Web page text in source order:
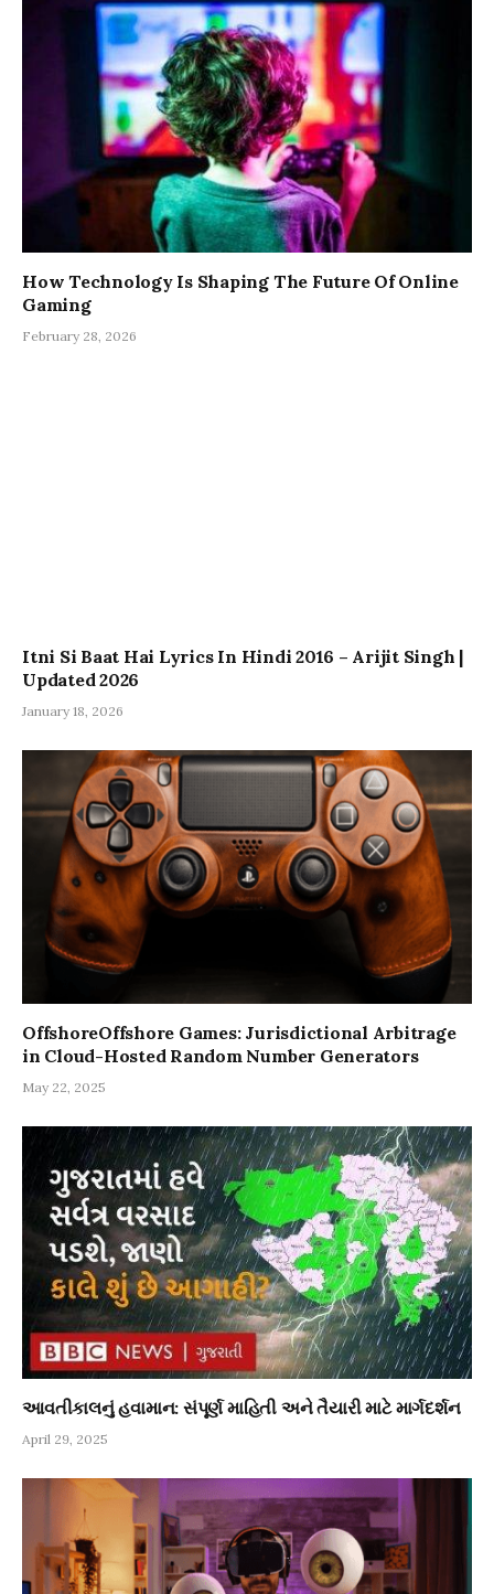
How Technology Is Shaping The Future Of Online
Gaming
February 28, 2026
Itni Si Baat Hai Lyrics In Hindi 2016 – Arijit Singh |
Updated 2026
January 18, 2026
OffshoreOffshore Games: Jurisdictional Arbitrage
in Cloud-Hosted Random Number Generators
May 22, 2025
આવતીકાલનું હવામાન: સંપૂર્ણ માહિતી અને તૈયારી માટે માર્ગદર્શન
April 29, 2025